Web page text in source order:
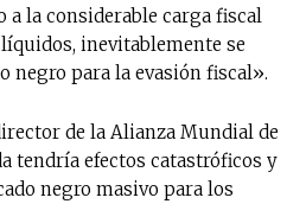
a la considerable carga fiscal
inevitablemente se
negro para la evasión fiscal».
de la Alianza Mundial de
tendría efectos catastróficos y
negro masivo para los